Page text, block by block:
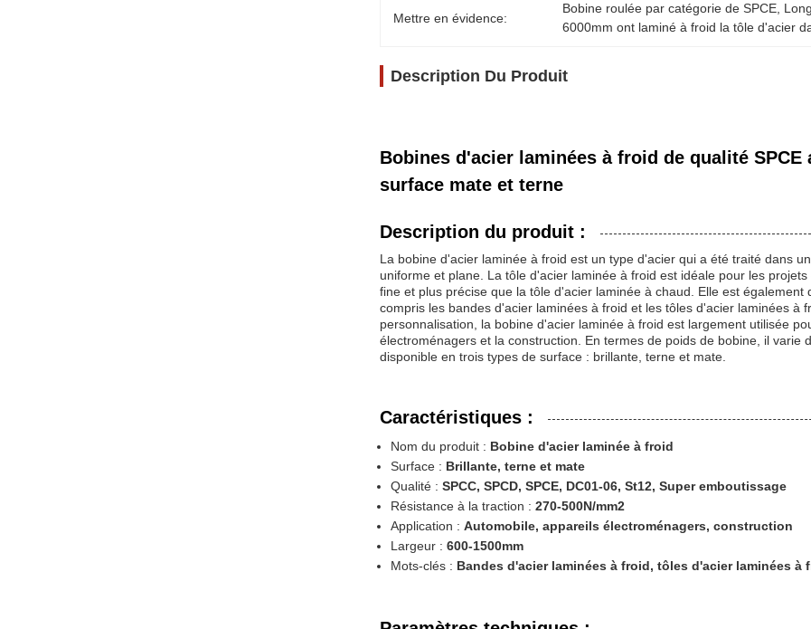
Mettre en évidence:
Bobine roulée par catégorie de SPCE
6000mm ont laminé à froid la tôle d'acier
Description Du Produit
Bobines d'acier laminées à froid de qualité SPCE
surface mate et terne
Description du produit :
La bobine d'acier laminée à froid est un type d'acier qui a été traité dans
uniforme et plane. La tôle d'acier laminée à froid est idéale pour les
fine et plus précise que la tôle d'acier laminée à chaud. Elle est
compris les bandes d'acier laminées à froid et les tôles d'acier laminées à
personnalisation, la bobine d'acier laminée à froid est largement utilisée
électroménagers et la construction. En termes de poids de bobine, il varie
disponible en trois types de surface : brillante, terne et mate.
Caractéristiques :
Nom du produit : Bobine d'acier laminée à froid
Surface : Brillante, terne et mate
Qualité : SPCC, SPCD, SPCE, DC01-06, St12, Super emboutissage
Résistance à la traction : 270-500N/mm2
Application : Automobile, appareils électroménagers, construction
Largeur : 600-1500mm
Mots-clés : Bandes d'acier laminées à froid, tôles d'acier laminées